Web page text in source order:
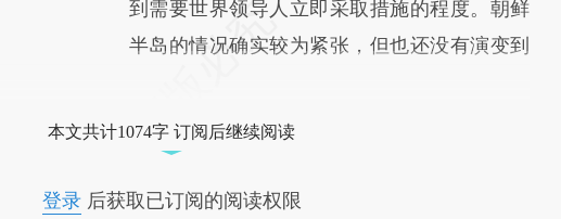
到需要世界领导人立即采取措施的程度。朝鲜
半岛的情况确实较为紧张，但也还没有演变到
本文共计1074字 订阅后继续阅读
登录后获取已订阅的阅读权限